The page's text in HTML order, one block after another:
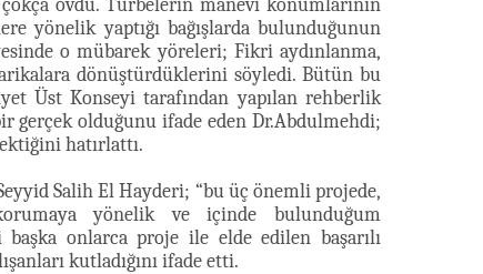
övdü. Türbelerin manevi konumlarının
yönelik yaptığı bağışlarda bulunduğunun
o mübarek yöreleri; Fikri aydınlanma,
dönüştürdüklerini söyledi. Bütün bu
Üst Konseyi tarafından yapılan rehberlik
gerçek olduğunu ifade eden Dr.Abdulmehdi;
hatırlattı.
Seyyid Salih El Hayderi; “bu üç önemli projede,
yönelik ve içinde bulunduğum
onlarca proje ile elde edilen başarılı
kutladığını ifade etti.